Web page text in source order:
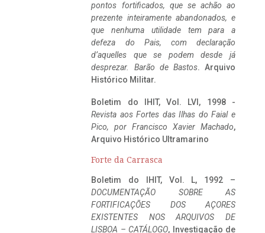
pontos fortificados, que se achão ao
prezente inteiramente abandonados, e
que nenhuma utilidade tem para a
defeza do Pais, com declaração
d’aquelles que se podem desde já
desprezar. Barão de Bastos. Arquivo
Histórico Militar.
Boletim do IHIT, Vol. LVI, 1998 -
Revista aos Fortes das Ilhas do Faial e
Pico, por Francisco Xavier Machado,
Arquivo Histórico Ultramarino
Forte da Carrasca
Boletim do IHIT, Vol. L, 1992 –
DOCUMENTAÇÃO SOBRE AS
FORTIFICAÇÕES DOS AÇORES
EXISTENTES NOS ARQUIVOS DE
LISBOA – CATÁLOGO, Investigação de